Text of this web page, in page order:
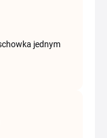
jednym